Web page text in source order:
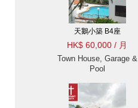
天鵝小築 B4座
HK$ 60,000 / 月
Town House, Garage &
Pool